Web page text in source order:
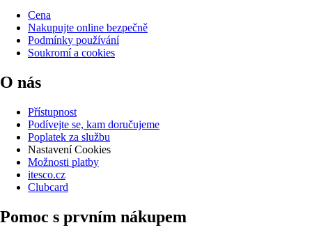
Cena
Nakupujte online bezpečně
Podmínky používání
Soukromí a cookies
O nás
Přístupnost
Podívejte se, kam doručujeme
Poplatek za službu
Nastavení Cookies
Možnosti platby
itesco.cz
Clubcard
Pomoc s prvním nákupem